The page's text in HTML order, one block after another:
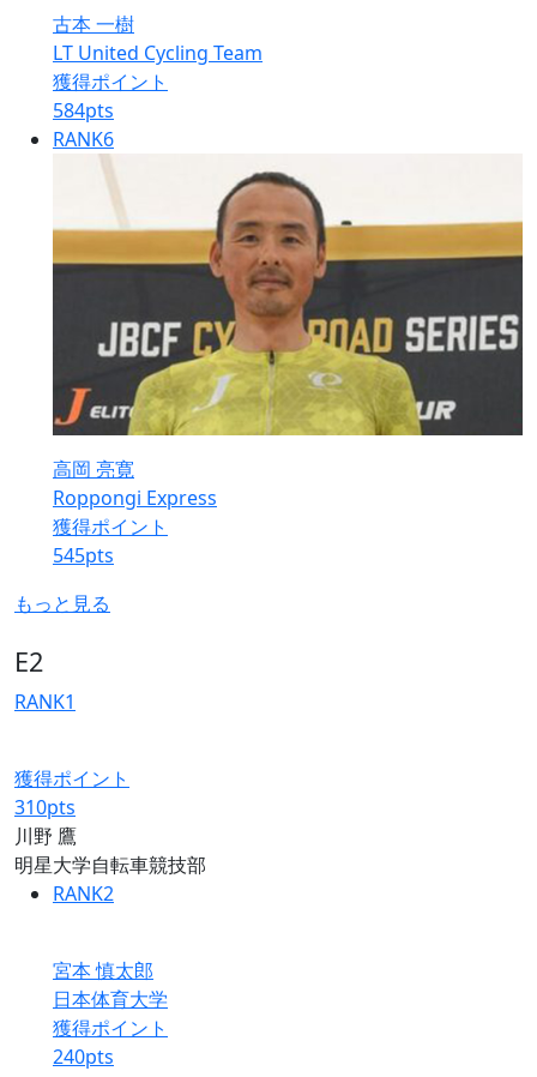
古本 一樹
LT United Cycling Team
獲得ポイント
584pts
RANK6
高岡 亮寛
Roppongi Express
獲得ポイント
545pts
もっと見る
E2
RANK1
獲得ポイント
310pts
川野 鷹
明星大学自転車競技部
RANK2
宮本 慎太郎
日本体育大学
獲得ポイント
240pts